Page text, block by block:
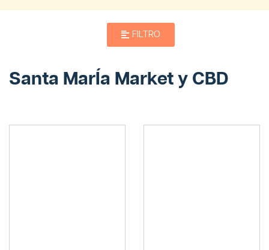
FILTRO
Santa MarÍa Market y CBD